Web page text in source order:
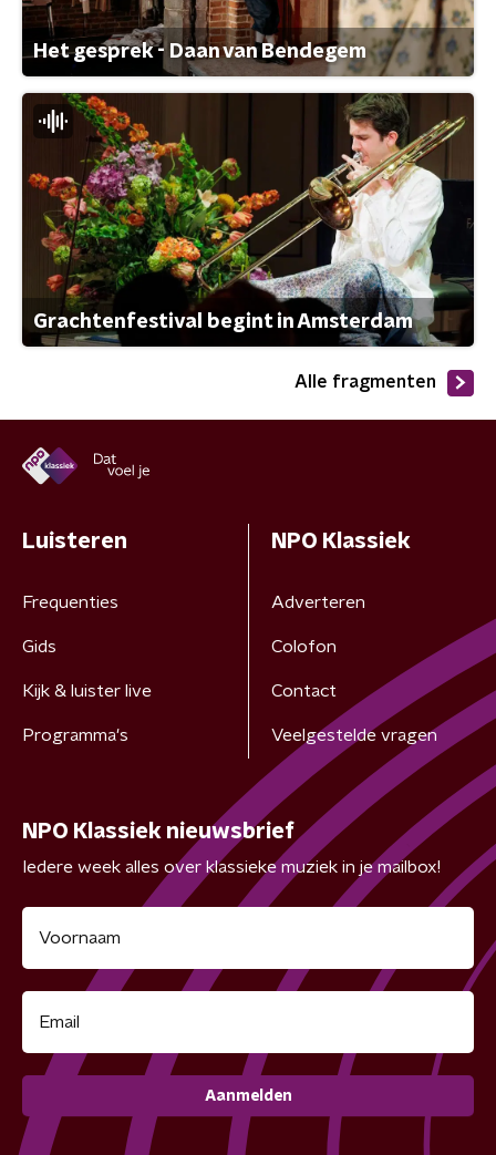
Het gesprek - Daan van Bendegem
Grachtenfestival begint in Amsterdam
Alle fragmenten
Luisteren
Frequenties
Gids
Kijk & luister live
Programma's
NPO Klassiek
Adverteren
Colofon
Contact
Veelgestelde vragen
NPO Klassiek nieuwsbrief
Iedere week alles over klassieke muziek in je mailbox!
Aanmelden